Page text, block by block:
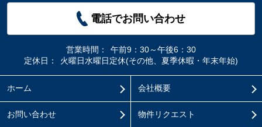
電話でお問い合わせ
営業時間：
午前9：30～午後6：30
定休日：
火曜日水曜日定休(その他、夏季休暇・年末年始)
ホーム 会社概要
お問い合わせ 物件リクエスト